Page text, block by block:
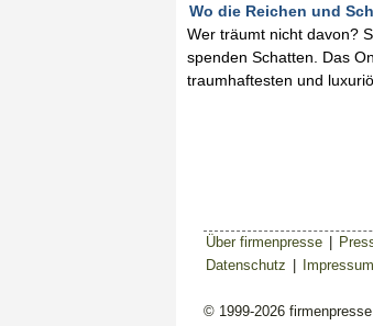
Wo die Reichen und
Wer träumt nicht davon?
spenden Schatten. Das
traumhaftesten und
Über firmenpresse
Datenschutz
Impressum
© 1999-2026